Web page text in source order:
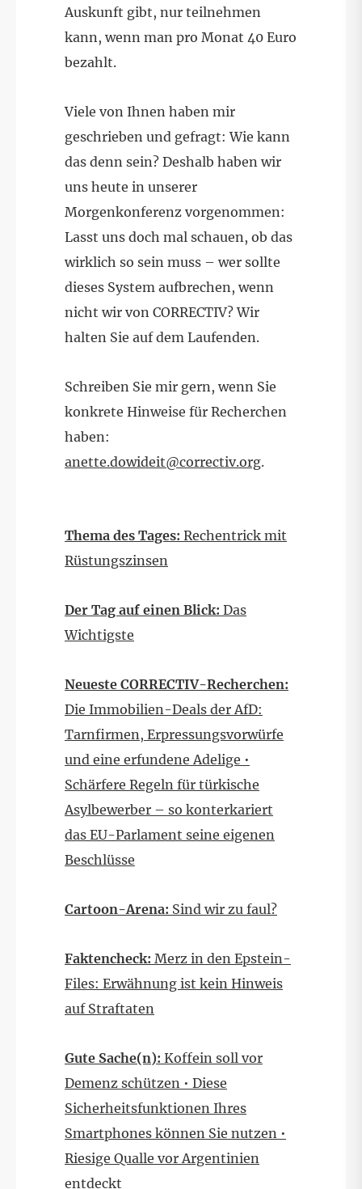
Auskunft gibt, nur teilnehmen
kann, wenn man pro Monat 40 Euro
bezahlt.
Viele von Ihnen haben mir
geschrieben und gefragt: Wie kann
das denn sein? Deshalb haben wir
uns heute in unserer
Morgenkonferenz vorgenommen:
Lasst uns doch mal schauen, ob das
wirklich so sein muss – wer sollte
dieses System aufbrechen, wenn
nicht wir von CORRECTIV? Wir
halten Sie auf dem Laufenden.
Schreiben Sie mir gern, wenn Sie
konkrete Hinweise für Recherchen
haben:
anette.dowideit@correctiv.org.
Thema des Tages: Rechentrick mit
Rüstungszinsen
Der Tag auf einen Blick: Das
Wichtigste
Neueste CORRECTIV-Recherchen:
Die Immobilien-Deals der AfD:
Tarnfirmen, Erpressungsvorwürfe
und eine erfundene Adelige •
Schärfere Regeln für türkische
Asylbewerber – so konterkariert
das EU-Parlament seine eigenen
Beschlüsse
Cartoon-Arena: Sind wir zu faul?
Faktencheck: Merz in den Epstein-
Files: Erwähnung ist kein Hinweis
auf Straftaten
Gute Sache(n): Koffein soll vor
Demenz schützen • Diese
Sicherheitsfunktionen Ihres
Smartphones können Sie nutzen •
Riesige Qualle vor Argentinien
entdeckt